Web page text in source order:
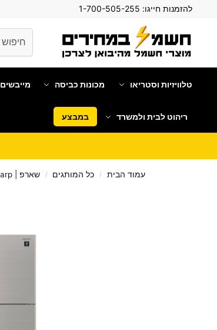
להזמנות חייגו:
טלוויזיות וסטריאו מכונות כביסה מייבשים
ריהוט לבית ולמשרד במבצע
עמוד הבית / כל המותגים / שארפ | Sharp